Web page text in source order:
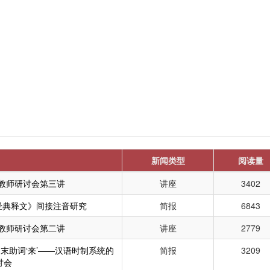
新闻类型
阅读量
师研讨会第三讲
讲座
3402
释文》间接注音研究
简报
6843
师研讨会第二讲
讲座
2779
助词‘来’——汉语时制系统的
会
简报 3209